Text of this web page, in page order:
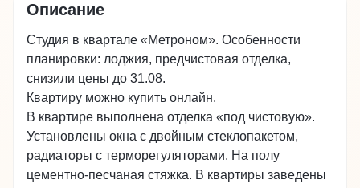
Описание
Студия в квартале «Метроном». Особенности
планировки: лоджия, предчистовая отделка,
снизили цены до 31.08.
Квартиру можно купить онлайн.
В квартире выполнена отделка «под чистовую».
Установлены окна с двойным стеклопакетом,
радиаторы с терморегуляторами. На полу
цементно-песчаная стяжка. В квартиры заведены